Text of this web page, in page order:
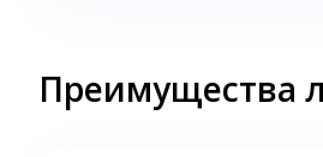
Преимущества